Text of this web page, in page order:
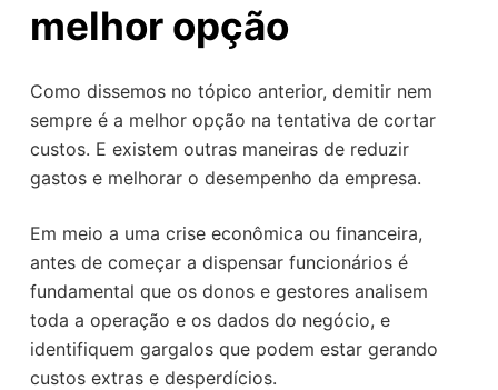
melhor opção
Como dissemos no tópico anterior, demitir nem
sempre é a melhor opção na tentativa de cortar
custos. E existem outras maneiras de reduzir
gastos e melhorar o desempenho da empresa.
Em meio a uma crise econômica ou financeira,
antes de começar a dispensar funcionários é
fundamental que os donos e gestores analisem
toda a operação e os dados do negócio, e
identifiquem gargalos que podem estar gerando
custos extras e desperdícios.